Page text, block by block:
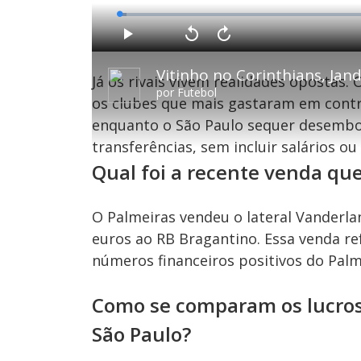
por Futebol
P
l
y
V
o
t
a
r
1
0
s
g
d
s
A
v
n
ç
a
1
0
e
u
n
o
s
M
u
o
L
o
a
d
e
.
3
%
Já os rivais vivem realidades opostas.
os clubes que mais gastaram em
enquanto o São Paulo sequer
transferências, sem incluir salários ou
Qual foi a recente venda
O Palmeiras vendeu o lateral
euros ao RB Bragantino. Essa venda
números financeiros positivos do
Como se comparam os
São Paulo?